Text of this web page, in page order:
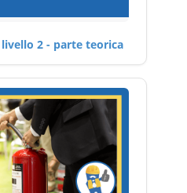
2 - parte teorica